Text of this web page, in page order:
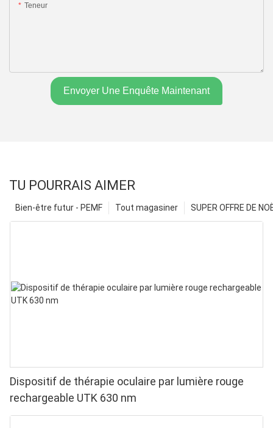
Teneur
Envoyer Une Enquête Maintenant
TU POURRAIS AIMER
SUPER OFFRE DE
Tout magasiner
Bien-être futur - PEMF
Dispositif de thérapie oculaire par lumière rouge
rechargeable UTK 630 nm